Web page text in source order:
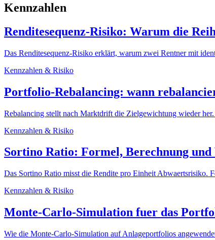
Kennzahlen
Renditesequenz-Risiko: Warum die
Das Renditesequenz-Risiko erklärt, warum zwei Rentner mit
Kennzahlen & Risiko
Portfolio-Rebalancing: wann
Rebalancing stellt nach Marktdrift die Zielgewichtung wieder
Kennzahlen & Risiko
Sortino Ratio: Formel, Berechnung
Das Sortino Ratio misst die Rendite pro Einheit Abwaertsrisiko.
Kennzahlen & Risiko
Monte-Carlo-Simulation fuer das
Wie die Monte-Carlo-Simulation auf Anlageportfolios